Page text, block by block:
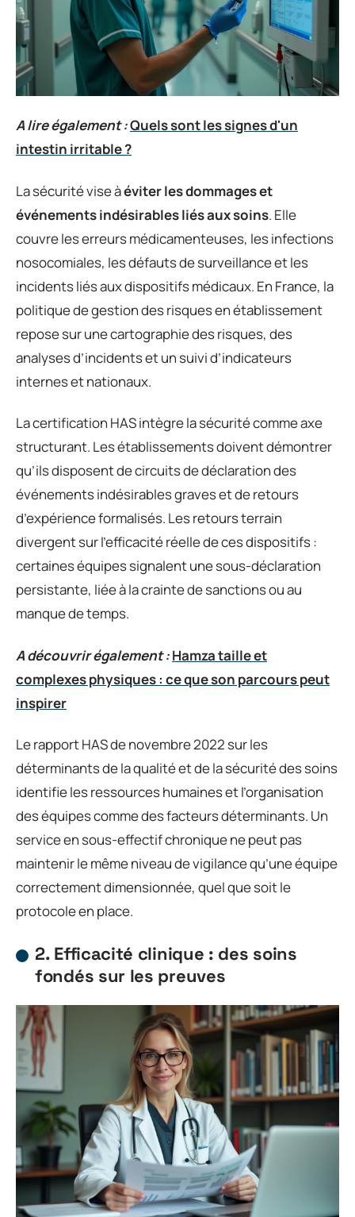
A lire également :Quels sont les signes d'un
intestin irritable ?
La sécurité vise àéviter les dommages et
événements indésirables liés aux soins. Elle
couvre les erreurs médicamenteuses, les infections
nosocomiales, les défauts de surveillance et les
incidents liés aux dispositifs médicaux. En France, la
politique de gestion des risques en établissement
repose sur une cartographie des risques, des
analyses d’incidents et un suivi d’indicateurs
internes et nationaux.
La certification HAS intègre la sécurité comme axe
structurant. Les établissements doivent démontrer
qu’ils disposent de circuits de déclaration des
événements indésirables graves et de retours
d’expérience formalisés. Les retours terrain
divergent sur l’efficacité réelle de ces dispositifs :
certaines équipes signalent une sous-déclaration
persistante, liée à la crainte de sanctions ou au
manque de temps.
A découvrir également :Hamza taille et
complexes physiques : ce que son parcours peut
inspirer
Le rapport HAS de novembre 2022 sur les
déterminants de la qualité et de la sécurité des soins
identifie les ressources humaines et l’organisation
des équipes comme des facteurs déterminants. Un
service en sous-effectif chronique ne peut pas
maintenir le même niveau de vigilance qu’une équipe
correctement dimensionnée, quel que soit le
protocole en place.
2. Efficacité clinique : des soins
fondés sur les preuves